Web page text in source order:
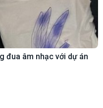
đua âm nhạc với dự án